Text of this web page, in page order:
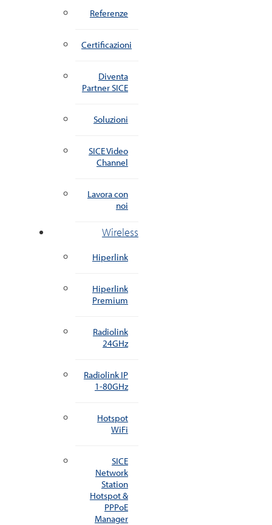
Referenze
Certificazioni
Diventa
Partner SICE
Soluzioni
SICE Video
Channel
Lavora con
noi
Wireless
Hiperlink
Hiperlink
Premium
Radiolink
24GHz
Radiolink IP
1-80GHz
Hotspot
WiFi
SICE
Network
Station
Hotspot &
PPPoE
Manager